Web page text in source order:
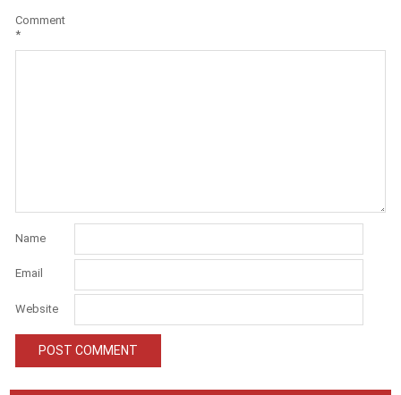
Comment
*
Name
Email
Website